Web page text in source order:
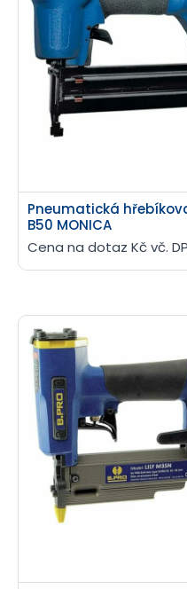
Pneumatická
B50 MONICA
Cena na dotaz Kč vč.